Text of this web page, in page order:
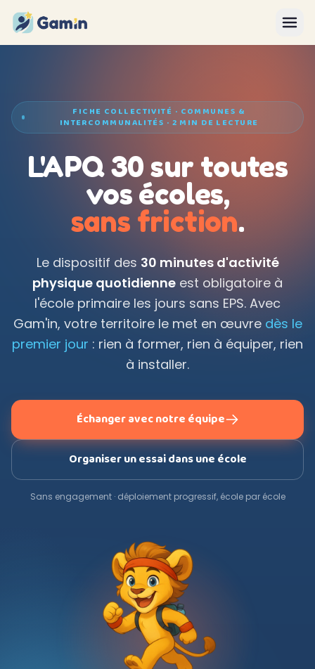
Aller au contenu
FICHE COLLECTIVITÉ · COMMUNES &
INTERCOMMUNALITÉS · 2 MIN DE LECTURE
L'APQ 30 sur toutes
vos écoles,
sans friction.
Le dispositif des 30 minutes d'activité
physique quotidienne est obligatoire à
l'école primaire les jours sans EPS. Avec
Gam'in, votre territoire le met en œuvre dès le
premier jour : rien à former, rien à équiper, rien
à installer.
Échanger avec notre équipe
Organiser un essai dans une école
Sans engagement · déploiement progressif, école par école